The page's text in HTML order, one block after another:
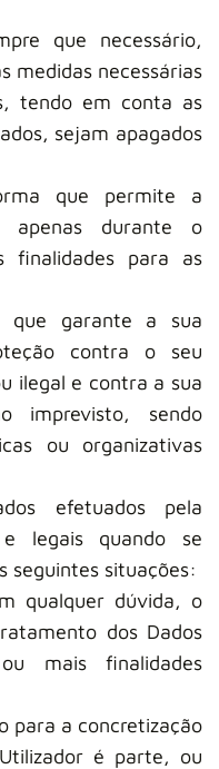
que necessário,
medidas necessárias
tendo em conta as
sejam apagados
que permite a
apenas durante o
finalidades para as
que garante a sua
contra o seu
ilegal e contra a sua
imprevisto, sendo
ou organizativas
efetuados pela
legais quando se
seguintes situações:
qualquer dúvida, o
dos Dados
mais finalidades
para a concretização
é parte, ou